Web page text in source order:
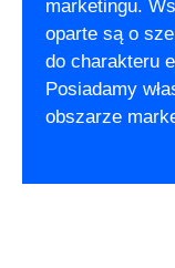
marketingu.
oparte są o
do charakteru
Posiadamy
obszarze